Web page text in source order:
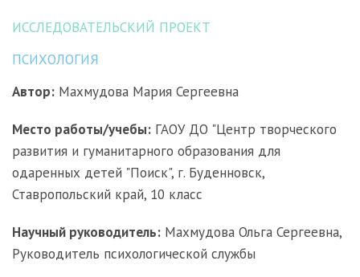
ИССЛЕДОВАТЕЛЬСКИЙ ПРОЕКТ
ПСИХОЛОГИЯ
Автор: Махмудова Мария Сергеевна
Место работы/учебы: ГАОУ ДО "Центр творческого
развития и гуманитарного образования для
одаренных детей "Поиск", г. Буденновск,
Ставропольский край, 10 класс
Научный руководитель: Махмудова Ольга Сергеевна,
Руководитель психологической службы